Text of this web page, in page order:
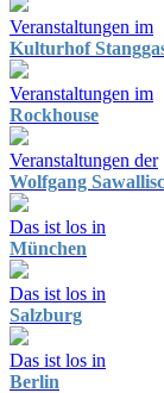
Veranstaltungen im
Kulturhof
Veranstaltungen im
Rockhouse
Veranstaltungen der
Wolfgang
Das ist los in
München
Das ist los in
Salzburg
Das ist los in
Berlin